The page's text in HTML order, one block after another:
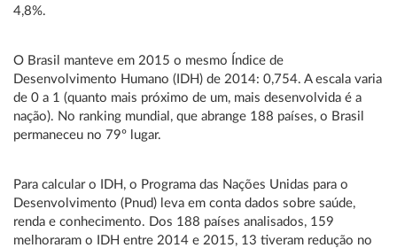
4,8%.
O Brasil manteve em 2015 o mesmo Índice de
Desenvolvimento Humano (IDH) de 2014: 0,754. A escala varia
de 0 a 1 (quanto mais próximo de um, mais desenvolvida é a
nação). No ranking mundial, que abrange 188 países, o Brasil
permaneceu no 79º lugar.
Para calcular o IDH, o Programa das Nações Unidas para o
Desenvolvimento (Pnud) leva em conta dados sobre saúde,
renda e conhecimento. Dos 188 países analisados, 159
melhoraram o IDH entre 2014 e 2015, 13 tiveram redução no